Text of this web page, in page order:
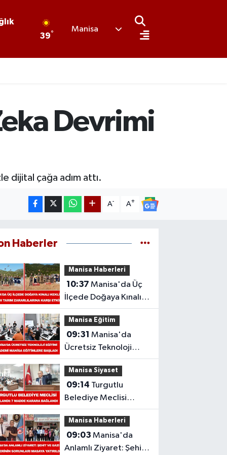
39°
Manisa
Devrimi
dijital çağa adım attı.
A- A+
Haberler
Manisa Haberleri
10:37 Manisa'da Üç
İlçede Doğaya Kınalı
Keklik Salındı: Tarım
Zararlılarına Karşı Etkili
Manisa Eğitim
09:31 Manisa'da
Ücretsiz Teknoloji
Eğitimi: Akademi
Manisa Eğitimlere
Başladı
Manisa Siyaset
09:14
Belediye Meclisi
Toplandı: 7 Madde
Karara Bağlandı
Manisa Haberleri
09:03 Manisa'da
Anlamlı Ziyaret: Şehit